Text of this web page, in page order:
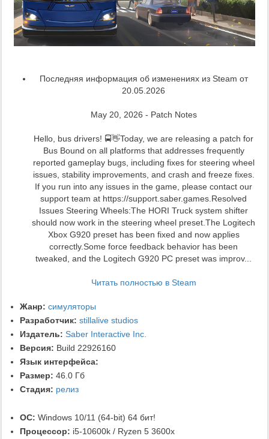
Последняя информация об изменениях из Steam от
20.05.2026
May 20, 2026 - Patch Notes
Hello, bus drivers! 🚍👋Today, we are releasing a patch for
Bus Bound on all platforms that addresses frequently
reported gameplay bugs, including fixes for steering wheel
issues, stability improvements, and crash and freeze fixes.
If you run into any issues in the game, please contact our
support team at https://support.saber.games.Resolved
Issues Steering Wheels:The HORI Truck system shifter
should now work in the steering wheel preset.The Logitech
Xbox G920 preset has been fixed and now applies
correctly.Some force feedback behavior has been
tweaked, and the Logitech G920 PC preset was improv...
Читать полностью в Steam
Жанр: симуляторы
Разработчик: stillalive studios
Издатель: Saber Interactive Inc.
Версия: Build 22926160
Язык интерфейса:
Размер: 46.0 Гб
Стадия: релиз
ОС: Windows 10/11 (64-bit) 64 бит!
Процессор: i5-10600k / Ryzen 5 3600x